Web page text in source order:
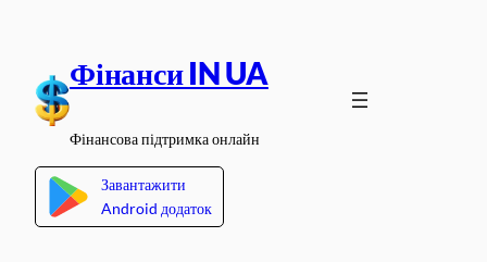
вмісту
Фінанси IN UA
Фінансова підтримка онлайн
Завантажити
Android додаток